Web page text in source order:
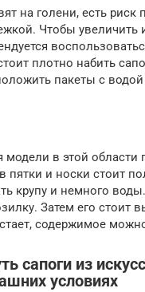
на голени, есть риск
Чтобы увеличить
плотно набить
пакеты с водой
в этой области
пятки и носки стоит
крупу и немного
Затем его стоит
содержимое
сапоги из
условиях